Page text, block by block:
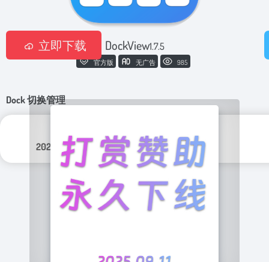
DockView1.7.5
官方版 无广告 985
Dock 切换管理
2026年 3月 8日 实用程序
立即下载